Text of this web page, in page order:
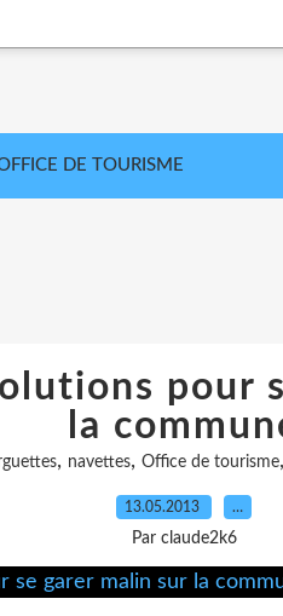
DE TOURISME
pour
la
, navettes, Office de tourisme,
13.05.2013 …
Par claude2k6